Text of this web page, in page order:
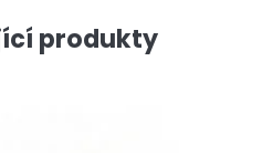
produkty